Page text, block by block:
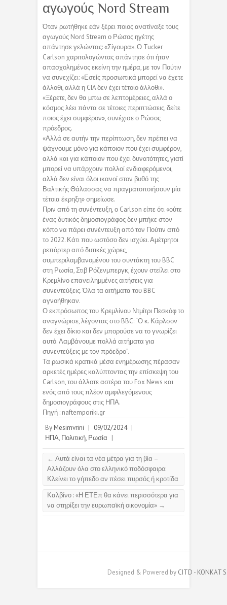
αγωγούς Nord Stream
Όταν ρωτήθηκε εάν ξέρει ποιος ανατίναξε τους
αγωγούς Nord Stream ο Ρώσος ηγέτης
απάντησε γελώντας: «Σίγουρα». Ο Tucker
Carlson χαριτολογώντας απάντησε ότι ήταν
απασχολημένος εκείνη την ημέρα, με τον Πούτιν
να συνεχίζει: «Εσείς προσωπικά μπορεί να έχετε
άλλοθι, αλλά η CIA δεν έχει τέτοιο άλλοθι».
«Ξέρετε, δεν θα μπω σε λεπτομέρειες, αλλά ο
κόσμος λέει πάντα σε τέτοιες περιπτώσεις, δείτε
ποιος έχει συμφέρον», συνέχισε ο Ρώσος
πρόεδρος.
«Αλλά σε αυτήν την περίπτωση, δεν πρέπει να
ψάχνουμε μόνο για κάποιον που έχει συμφέρον,
αλλά και για κάποιον που έχει δυνατότητες, γιατί
μπορεί να υπάρχουν πολλοί ενδιαφερόμενοι,
αλλά δεν είναι όλοι ικανοί στον βυθό της
Βαλτικής Θάλασσας να πραγματοποιήσουν μία
τέτοια έκρηξη» σημείωσε.
Πριν από τη συνέντευξη, ο Carlson είπε ότι «ούτε
ένας δυτικός δημοσιογράφος δεν μπήκε στον
κόπο να πάρει συνέντευξη από τον Πούτιν από
το 2022. Κάτι που ωστόσο δεν ισχύει. Αμέτρητοι
ρεπόρτερ από δυτικές χώρες,
συμπεριλαμβανομένου του συντάκτη του BBC
στη Ρωσία, Στιβ Ρόζενμπεργκ, έχουν στείλει στο
Κρεμλίνο επανειλημμένες αιτήσεις για
συνεντεύξεις. Όλα τα αιτήματα του BBC
αγνοήθηκαν.
Ο εκπρόσωπος του Κρεμλίνου Ντμίτρι Πεσκόφ το
αναγνώρισε, λέγοντας στο BBC: “Ο κ. Κάρλσον
δεν έχει δίκιο και δεν μπορούσε να το γνωρίζει
αυτό. Λαμβάνουμε πολλά αιτήματα για
συνεντεύξεις με τον πρόεδρο”.
Τα ρωσικά κρατικά μέσα ενημέρωσης πέρασαν
αρκετές ημέρες καλύπτοντας την επίσκεψη του
Carlson, του άλλοτε αστέρα του Fox News και
ενός από τους πλέον αμφιλεγόμενους
δημοσιογράφους στις ΗΠΑ.
Πηγή : naftemporiki.gr
By Mesimvrini | 09/02/2024 |
ΗΠΑ, Πολιτική, Ρωσία |
← Αυτά είναι τα νέα μέτρα για τη βία –
Αλλάζουν όλα στο ελληνικό ποδόσφαιρο:
Κλείνει το γήπεδο αν πέσει πυρσός ή κροτίδα
Καλβίνο : «Η ΕΤΕπ θα κάνει περισσότερα για
να στηρίξει την ευρωπαϊκή οικονομία» →
Designed & Powered by CITD - KONKAT